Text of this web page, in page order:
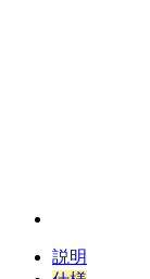
説明